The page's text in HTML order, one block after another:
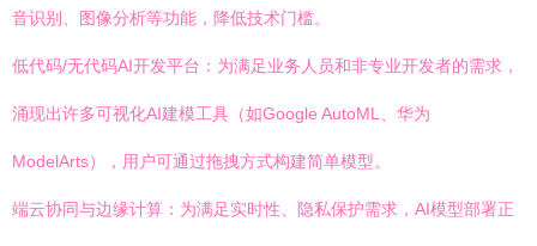
音识别、图像分析等功能，降低技术门槛。
低代码/无代码AI开发平台：为满足业务人员和非专业开发者的需求，
涌现出许多可视化AI建模工具（如Google AutoML、华为
ModelArts），用户可通过拖拽方式构建简单模型。
端云协同与边缘计算：为满足实时性、隐私保护需求，AI模型部署正